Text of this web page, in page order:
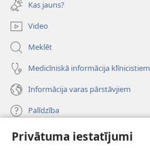
Privātuma iestatījumi
window)
Kas jauns?
Video
Meklēt
Medicīniskā informācija klīnicistiem
Informācija varas pārstāvjiem
Palīdzība
Ziedojumi